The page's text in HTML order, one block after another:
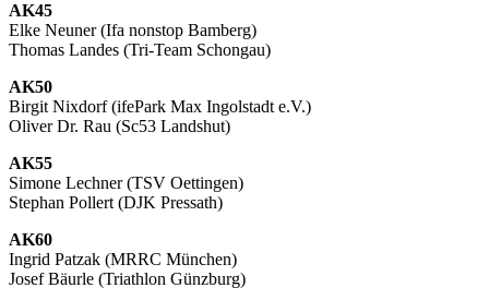
AK45
Elke Neuner (Ifa nonstop Bamberg)
Thomas Landes (Tri-Team Schongau)
AK50
Birgit Nixdorf (ifePark Max Ingolstadt e.V.)
Oliver Dr. Rau (Sc53 Landshut)
AK55
Simone Lechner (TSV Oettingen)
Stephan Pollert (DJK Pressath)
AK60
Ingrid Patzak (MRRC München)
Josef Bäurle (Triathlon Günzburg)